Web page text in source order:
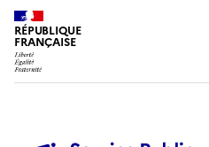
RÉPUBLIQUE
FRANÇAISE